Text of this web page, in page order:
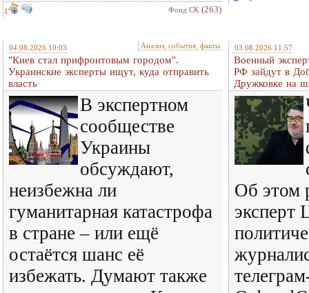
1 Фонд СК (263)
04.08.2026 10:03 Анализ, события, факты
"Киев стал прифронтовым городом".
Украинские эксперты ищут, куда отправить
власть
В экспертном
сообществе
Украины
обсуждают,
неизбежна ли
гуманитарная катастрофа
в стране – или ещё
остаётся шанс её
избежать. Думают также
03.08.2026 11:57
Военный
РФ зайдут в
Дружковке на
Об этом
эксперт